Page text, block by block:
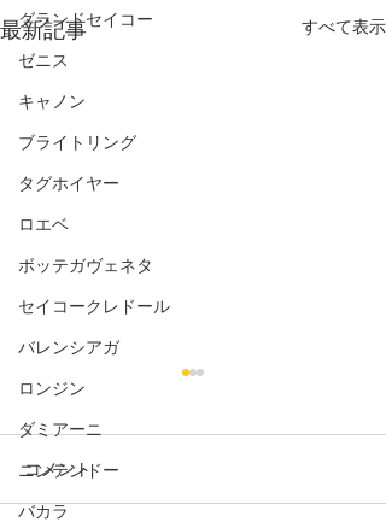
グランドセイコー
ゼニス
キャノン
ブライトリング
タグホイヤー
ロエベ
ボッテガヴェネタ
セイコークレドール
バレンシアガ
ロンジン
ダミアーニ
ニンテンドー
バカラ
最新記事 すべて表示
コメント